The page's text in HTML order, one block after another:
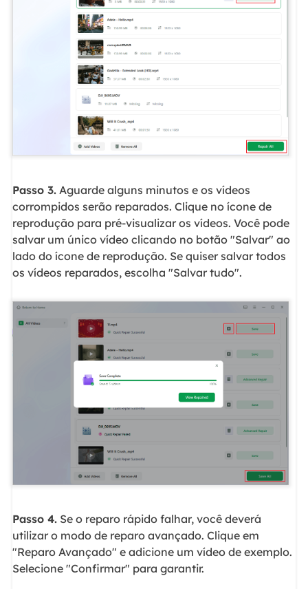
Passo 3.Aguarde alguns minutos e os vídeos
corrompidos serão reparados. Clique no ícone de
reprodução para pré-visualizar os vídeos. Você pode
salvar um único vídeo clicando no botão "Salvar" ao
lado do ícone de reprodução. Se quiser salvar todos
os vídeos reparados, escolha "Salvar tudo".
Passo 4.Se o reparo rápido falhar, você deverá
utilizar o modo de reparo avançado. Clique em
"Reparo Avançado" e adicione um vídeo de exemplo.
Selecione "Confirmar" para garantir.